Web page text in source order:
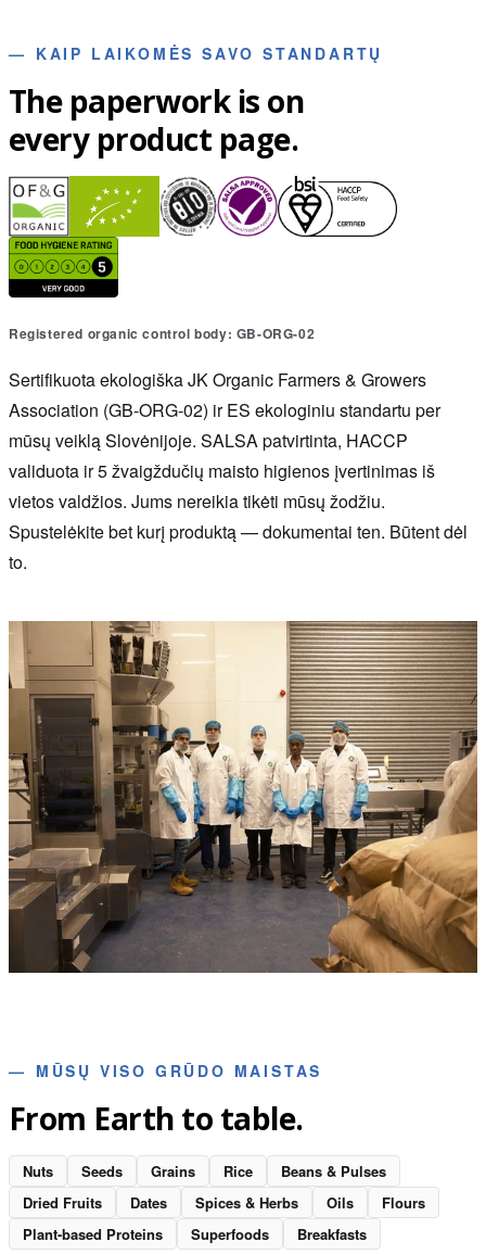
— KAIP LAIKOMĖS SAVO STANDARTŲ
The paperwork is on
every product page.
Registered organic control body: GB-ORG-02
Sertifikuota ekologiška JK Organic Farmers & Growers
Association (GB-ORG-02) ir ES ekologiniu standartu per
mūsų veiklą Slovėnijoje. SALSA patvirtinta, HACCP
validuota ir 5 žvaigždučių maisto higienos įvertinimas iš
vietos valdžios. Jums nereikia tikėti mūsų žodžiu.
Spustelėkite bet kurį produktą — dokumentai ten. Būtent dėl
to.
— MŪSŲ VISO GRŪDO MAISTAS
From Earth to table.
Nuts Seeds Grains Rice
Beans & Pulses
Dried Fruits
Dates Spices & Herbs Oils
Flours
Plant-based Proteins
Superfoods Breakfasts